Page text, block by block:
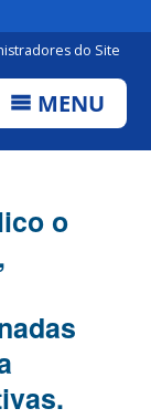
do Site
MENU
o